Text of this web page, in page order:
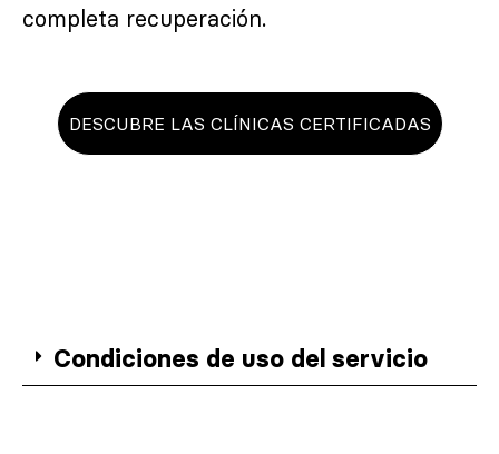
completa recuperación.
DESCUBRE LAS CLÍNICAS CERTIFICADAS
Condiciones de uso del servicio